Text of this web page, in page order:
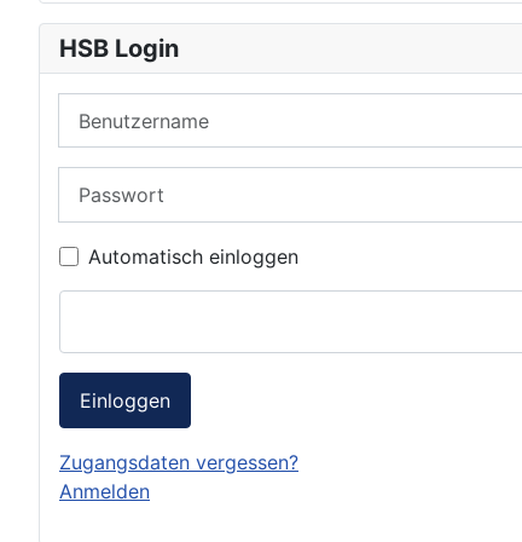
HSB Login
Automatisch einloggen
Einloggen
Zugangsdaten vergessen?
Anmelden